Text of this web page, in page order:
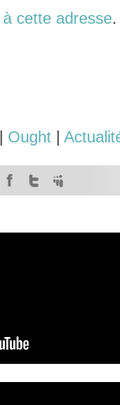
à cette adresse.
Ought|